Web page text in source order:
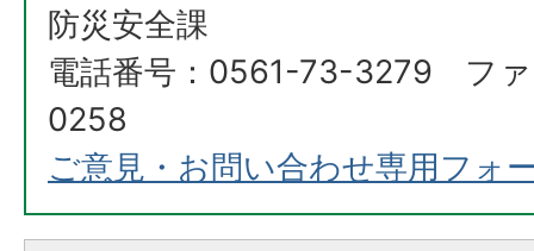
防災安全課
電話番号：0561-73-3279 フ
0258
ご意見・お問い合わせ専用フォ